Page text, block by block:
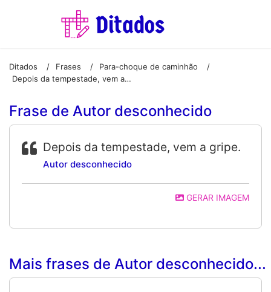
Ditados / Frases / Para-choque de caminhão
/
Depois da tempestade, vem a gripe.
Frase de Autor desconhecido
Depois da tempestade, vem a gripe.
Autor desconhecido
GERAR IMAGEM
Mais frases de Autor desconhecido...